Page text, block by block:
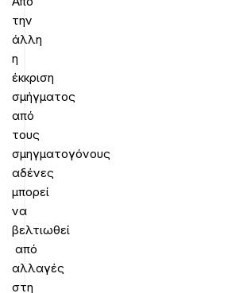
την
άλλη
η
έκκριση
σμήγματος
από
τους
σμηγματογόνους
αδένες
μπορεί
να
βελτιωθεί
από
αλλαγές
στη